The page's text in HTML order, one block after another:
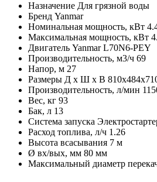
Назначение Для грязной воды
Бренд Yanmar
Номинальная мощность, кВт
Максимальная мощность, кВт
Двигатель Yanmar L70N6-PEY
Производительность, м3/ч 69
Напор, м 27
Размеры Д х Ш х В
Производительность, л/мин
Вес, кг 93
Бак, л 13
Система запуска
Расход топлива, л/ч 1.26
Высота всасывания 7 м
Ø вх/вых, мм 80 мм
Максимальный диаметр